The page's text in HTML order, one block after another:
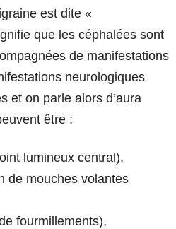
est dite «
que les céphalées sont
de manifestations
neurologiques
et on parle alors d’aura
être :
lumineux central),
de mouches volantes
fourmillements),